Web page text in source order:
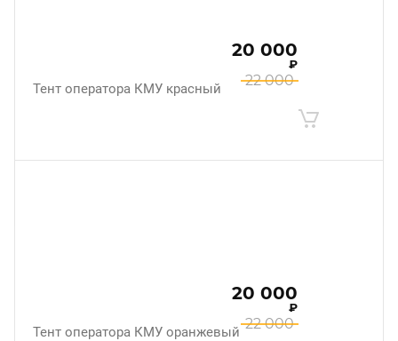
Тент оператора КМУ красный 22 000
20 000
₽
Тент оператора КМУ оранжевый 22 000
20 000
₽